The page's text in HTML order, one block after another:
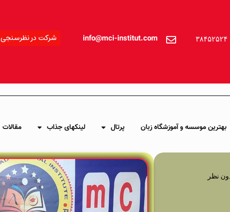
۳۸۴۵۲۵۲۴ info@mci-institut.com شرکت در نظرسنجی
بهترین موسسه و آموزشگاه زبان پرتال لینکهای جذاب مقالات
نظر